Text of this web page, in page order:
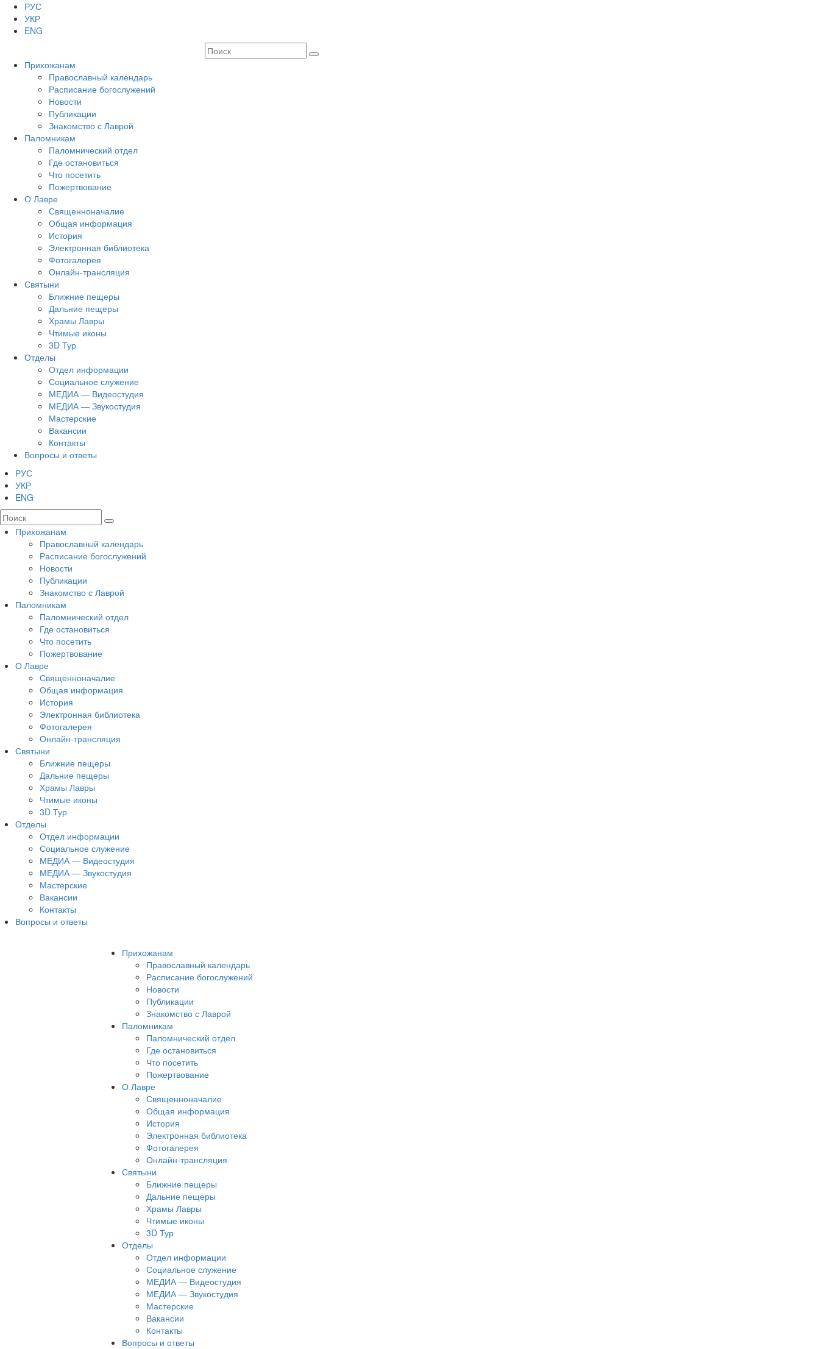
РУС
УКР
ENG
Прихожанам
Православный календарь
Расписание богослужений
Новости
Публикации
Знакомство с Лаврой
Паломникам
Паломнический отдел
Где остановиться
Что посетить
Пожертвование
О Лавре
Священноначалие
Общая информация
История
Электронная библиотека
Фотогалерея
Онлайн-трансляция
Святыни
Ближние пещеры
Дальние пещеры
Храмы Лавры
Чтимые иконы
3D Тур
Отделы
Отдел информации
Социальное служение
МЕДИА — Видеостудия
МЕДИА — Звукостудия
Мастерские
Вакансии
Контакты
Вопросы и ответы
РУС
УКР
ENG
Прихожанам
Православный календарь
Расписание богослужений
Новости
Публикации
Знакомство с Лаврой
Паломникам
Паломнический отдел
Где остановиться
Что посетить
Пожертвование
О Лавре
Священноначалие
Общая информация
История
Электронная библиотека
Фотогалерея
Онлайн-трансляция
Святыни
Ближние пещеры
Дальние пещеры
Храмы Лавры
Чтимые иконы
3D Тур
Отделы
Отдел информации
Социальное служение
МЕДИА — Видеостудия
МЕДИА — Звукостудия
Мастерские
Вакансии
Контакты
Вопросы и ответы
Прихожанам
Православный календарь
Расписание богослужений
Новости
Публикации
Знакомство с Лаврой
Паломникам
Паломнический отдел
Где остановиться
Что посетить
Пожертвование
О Лавре
Священноначалие
Общая информация
История
Электронная библиотека
Фотогалерея
Онлайн-трансляция
Святыни
Ближние пещеры
Дальние пещеры
Храмы Лавры
Чтимые иконы
3D Тур
Отделы
Отдел информации
Социальное служение
МЕДИА — Видеостудия
МЕДИА — Звукостудия
Мастерские
Вакансии
Контакты
Вопросы и ответы